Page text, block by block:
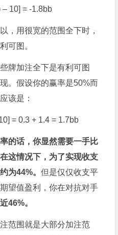
– 10] = -1.8bb
，用很宽的范围全下时，
可图。
牌加注全下是有利可图
。假设你的赢率是50%而
该是：
= 0.3 + 1.4 = 1.7bb
的话，你显然需要一手比
这情况下，为了实现收支
为44%。但是仅仅收支平
望值盈利，你在对抗对手
46%。
范围就是大部分加注范